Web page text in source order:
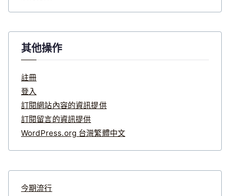
其他操作
註冊
登入
訂閱網站內容的資訊提供
訂閱留言的資訊提供
WordPress.org 台灣繁體中文
今期流行